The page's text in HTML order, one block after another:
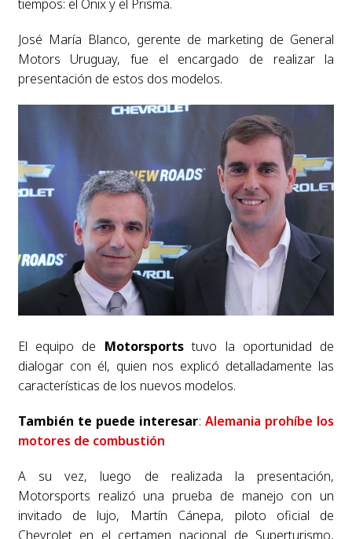
tiempos: el Onix y el Prisma.
José María Blanco, gerente de marketing de General
Motors Uruguay, fue el encargado de realizar la
presentación de estos dos modelos.
El equipo de Motorsportstuvo la oportunidad de
dialogar con él, quien nos explicó detalladamente las
características de los nuevos modelos.
También te puede interesar: Alemania prohíbe los
motores de combustión
A su vez, luego de realizada la presentación,
Motorsports realizó una prueba de manejo con un
invitado de lujo, Martín Cánepa, piloto oficial de
Chevrolet en el certamen nacional de Superturismo,